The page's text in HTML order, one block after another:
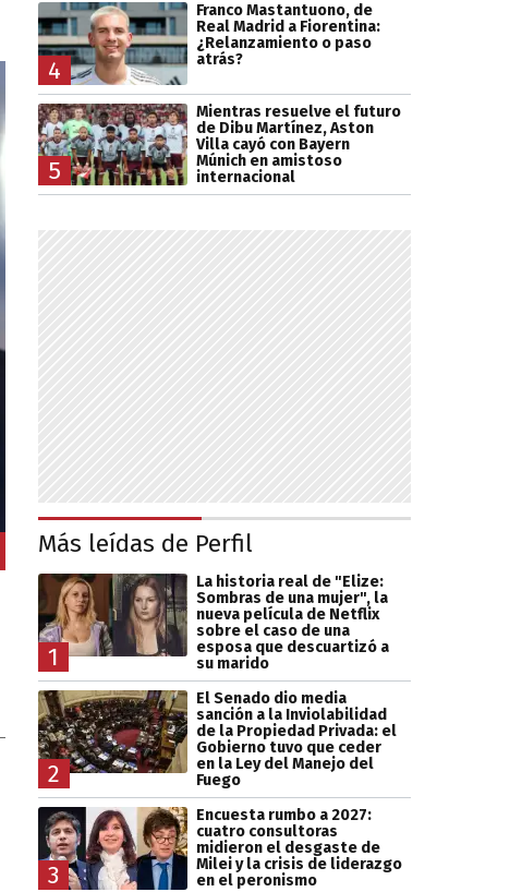
4
Franco Mastantuono, de
Real Madrid a Fiorentina:
¿Relanzamiento o paso
atrás?
5
Mientras resuelve el futuro
de Dibu Martínez, Aston
Villa cayó con Bayern
Múnich en amistoso
internacional
Más leídas de Perfil
1
La historia real de "Elize:
Sombras de una mujer", la
nueva película de Netflix
sobre el caso de una
esposa que descuartizó a
su marido
2
El Senado dio media
sanción a la Inviolabilidad
de la Propiedad Privada: el
Gobierno tuvo que ceder
en la Ley del Manejo del
Fuego
3
Encuesta rumbo a 2027:
cuatro consultoras
midieron el desgaste de
Milei y la crisis de liderazgo
en el peronismo